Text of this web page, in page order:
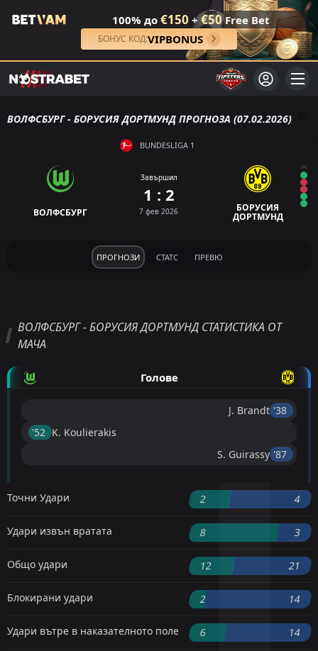
100% до €150 + €50Free Bet
БОНУС КОД:VIPBONUS
ВОЛФСБУРГ - БОРУСИЯ ДОРТМУНД ПРОГНОЗА (07.02.2026)
BUNDESLIGA 1
ВОЛФСБУРГ
Завършил
1 : 2
7 фев 2026 БОРУСИЯ
ДОРТМУНД
ПРОГНОЗИ СТАТС ПРЕВЮ
ВОЛФСБУРГ - БОРУСИЯ ДОРТМУНД СТАТИСТИКА ОТ
МАЧА
Голове
J. Brandt '38 ︎
'52 ︎ K. Koulierakis
S. Guirassy '87 ︎
Точни Удари 2 4
Удари извън вратата 8 3
Общо удари 12 21
Блокирани удари 2 14
Удари вътре в наказателното поле 6 14